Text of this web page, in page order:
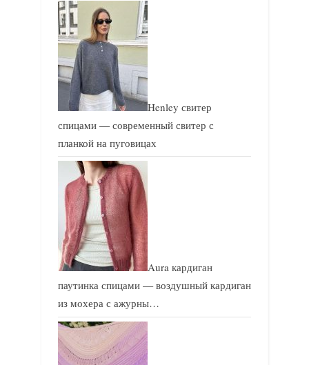
Henley свитер
спицами — современный свитер с
планкой на пуговицах
Aura кардиган
паутинка спицами — воздушный кардиган
из мохера с ажурны…